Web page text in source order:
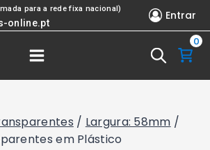
para a rede fixa nacional)
online.pt
Entrar
0
/ Largura: 58mm /
em Plástico